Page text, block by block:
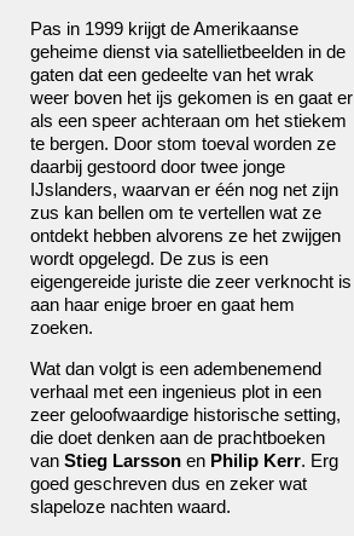
Pas in 1999 krijgt de Amerikaanse
geheime dienst via satellietbeelden in de
gaten dat een gedeelte van het wrak
weer boven het ijs gekomen is en gaat er
als een speer achteraan om het stiekem
te bergen. Door stom toeval worden ze
daarbij gestoord door twee jonge
IJslanders, waarvan er één nog net zijn
zus kan bellen om te vertellen wat ze
ontdekt hebben alvorens ze het zwijgen
wordt opgelegd. De zus is een
eigengereide juriste die zeer verknocht is
aan haar enige broer en gaat hem
zoeken.
Wat dan volgt is een adembenemend
verhaal met een ingenieus plot in een
zeer geloofwaardige historische setting,
die doet denken aan de prachtboeken
van Stieg Larsson en Philip Kerr. Erg
goed geschreven dus en zeker wat
slapeloze nachten waard.